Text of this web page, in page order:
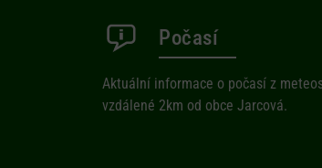
Počasí
Aktuální informace o počasí z
vzdálené 2km od obce Jarcová.